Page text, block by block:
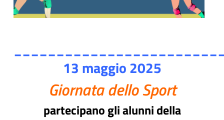
13 maggio 2025
Giornata dello Sport
partecipano gli alunni della